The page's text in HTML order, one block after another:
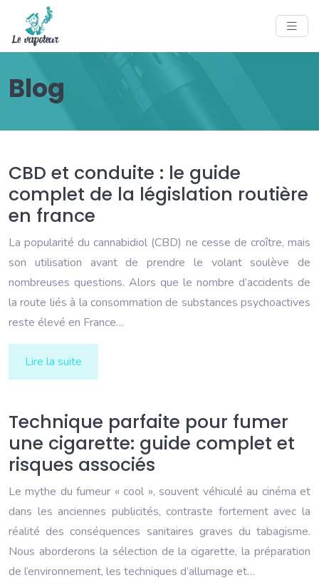
Blog
CBD et conduite : le guide
complet de la législation routière
en france
La popularité du cannabidiol (CBD) ne cesse de croître, mais
son utilisation avant de prendre le volant soulève de
nombreuses questions. Alors que le nombre d’accidents de
la route liés à la consommation de substances psychoactives
reste élevé en France…
Lire la suite
Technique parfaite pour fumer
une cigarette: guide complet et
risques associés
Le mythe du fumeur « cool », souvent véhiculé au cinéma et
dans les anciennes publicités, contraste fortement avec la
réalité des conséquences sanitaires graves du tabagisme.
Nous aborderons la sélection de la cigarette, la préparation
de l’environnement, les techniques d’allumage et…